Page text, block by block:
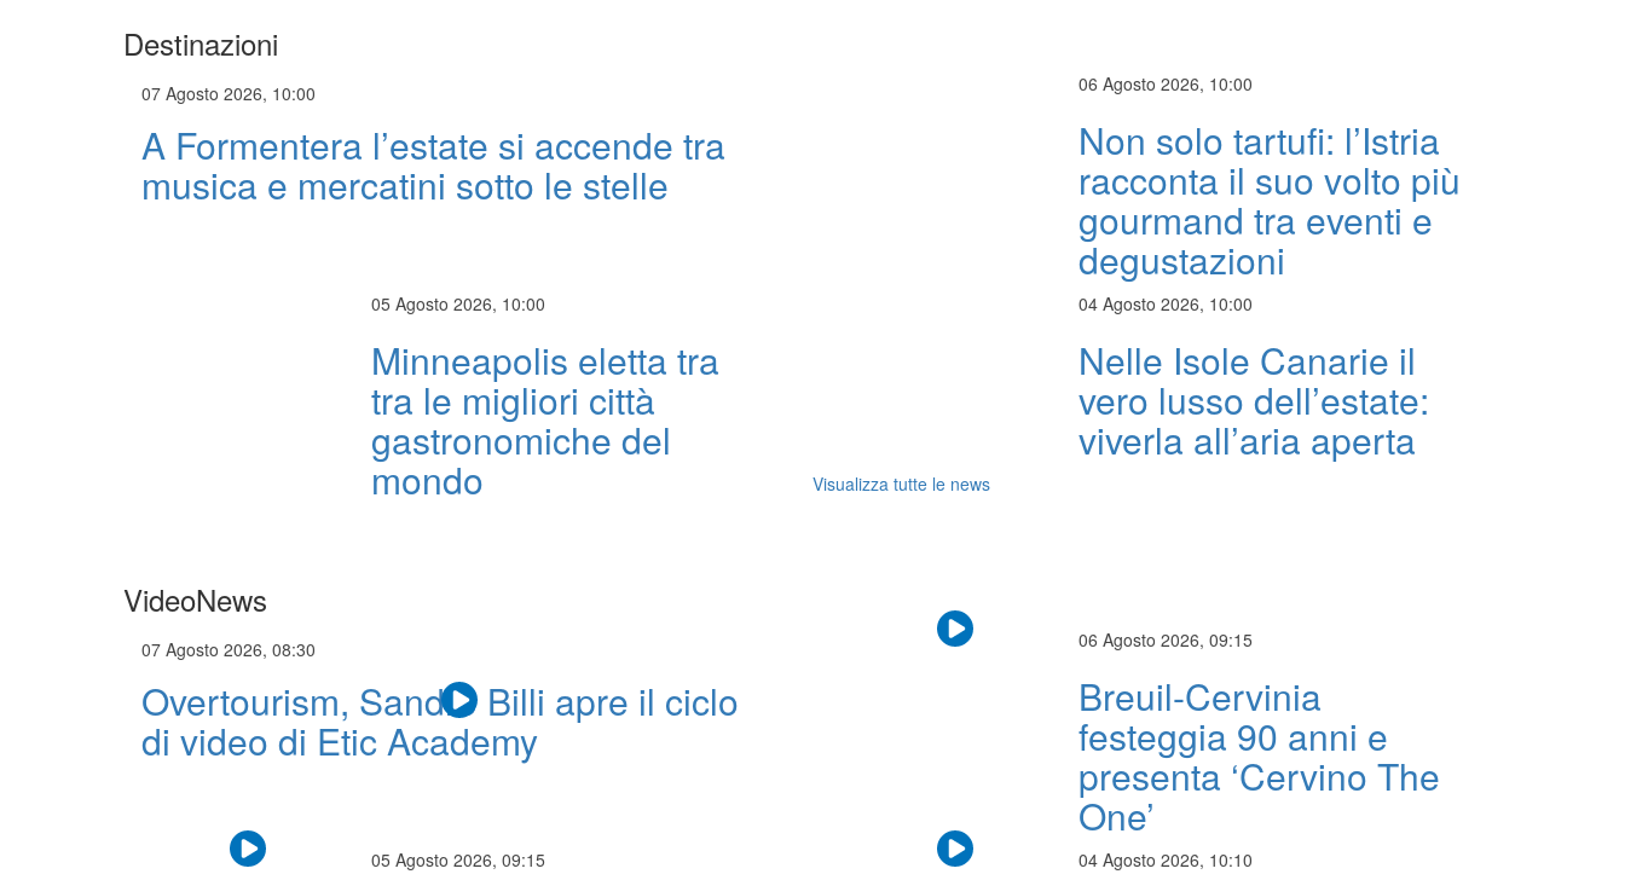
Destinazioni
07 Agosto 2026, 10:00
A Formentera l’estate si accende tra
musica e mercatini sotto le stelle
06 Agosto 2026, 10:00
Non solo tartufi: l’Istria
racconta il suo volto più
gourmand tra eventi e
degustazioni
05 Agosto 2026, 10:00
Minneapolis eletta tra
tra le migliori città
gastronomiche del
mondo
04 Agosto 2026, 10:00
Nelle Isole Canarie il
vero lusso dell’estate:
viverla all’aria aperta
Visualizza tutte le news
VideoNews
07 Agosto 2026, 08:30
Overtourism, Sandro Billi apre il ciclo
di video di Etic Academy
06 Agosto 2026, 09:15
Breuil-Cervinia
festeggia 90 anni e
presenta ‘Cervino The
One’
05 Agosto 2026, 09:15 04 Agosto 2026, 10:10